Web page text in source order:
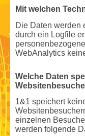
Mit welchen
Die Daten werden
durch ein Logfile
WebAnalytics
Welche Daten
1&1 speichert
einzelnen
werden folgende